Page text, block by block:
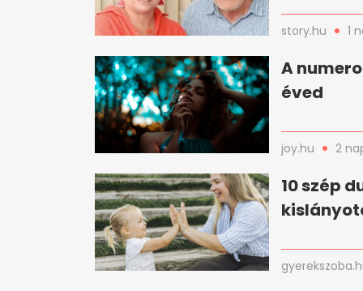
story.hu 1
A
éved
joy.hu 2
10 szép